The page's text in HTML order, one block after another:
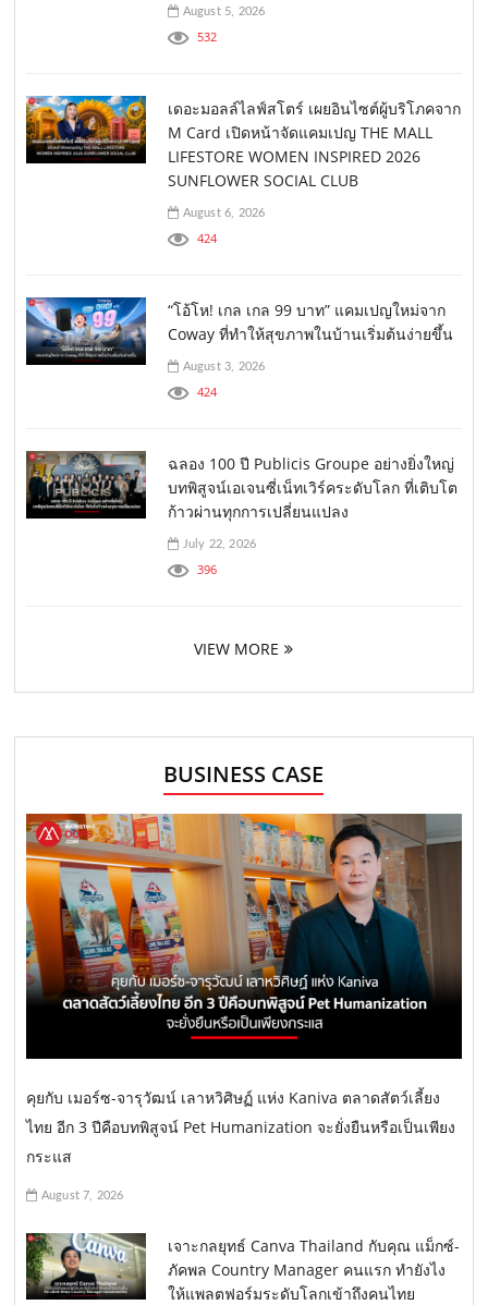
August 5, 2026
532
เดอะมอลล์ไลฟ์สโตร์ เผยอินไซต์ผู้บริโภคจาก
M Card เปิดหน้าจัดแคมเปญ THE MALL
LIFESTORE WOMEN INSPIRED 2026
SUNFLOWER SOCIAL CLUB
August 6, 2026
424
“โอ้โห! เกล เกล 99 บาท” แคมเปญใหม่จาก
Coway ที่ทำให้สุขภาพในบ้านเริ่มต้นง่ายขึ้น
August 3, 2026
424
ฉลอง 100 ปี Publicis Groupe อย่างยิ่งใหญ่
บทพิสูจน์เอเจนซี่เน็ทเวิร์คระดับโลก ที่เติบโต
ก้าวผ่านทุกการเปลี่ยนแปลง
July 22, 2026
396
VIEW MORE
BUSINESS CASE
คุยกับ เมอร์ซ-จารุวัฒน์ เลาหวิศิษฏ์ แห่ง Kaniva ตลาดสัตว์เลี้ยง
ไทย อีก 3 ปีคือบทพิสูจน์ Pet Humanization จะยั่งยืนหรือเป็นเพียง
กระแส
August 7, 2026
เจาะกลยุทธ์ Canva Thailand กับคุณ แม็กซ์-
ภัคพล Country Manager คนแรก ทำยังไง
ให้แพลตฟอร์มระดับโลกเข้าถึงคนไทย